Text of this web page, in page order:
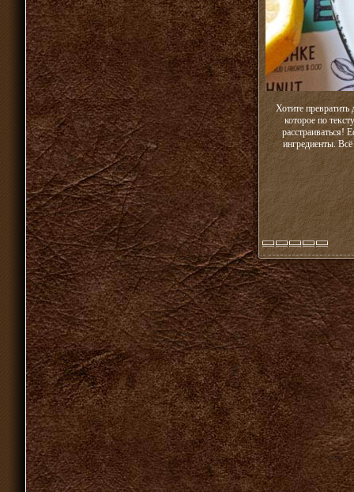
Хотите
которое по
расстраиваться!
ингредиенты.